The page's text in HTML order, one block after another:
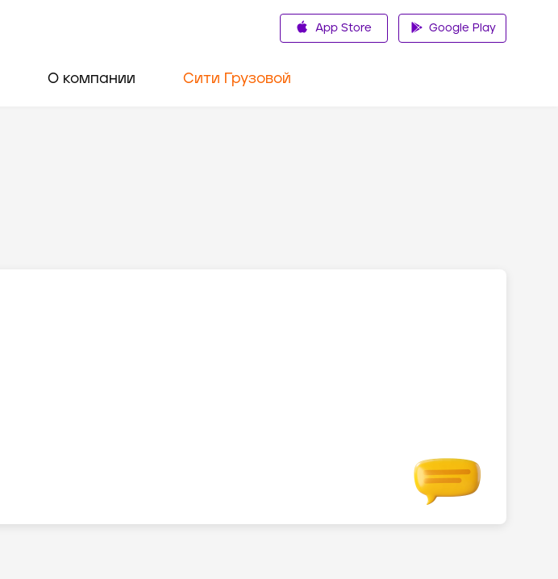
App Store Google Play
О компании Сити Грузовой